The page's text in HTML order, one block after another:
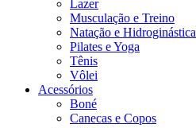
Lazer
Musculação e Treino
Natação e Hidroginástica
Pilates e Yoga
Tênis
Vôlei
Acessórios
Boné
Canecas e Copos